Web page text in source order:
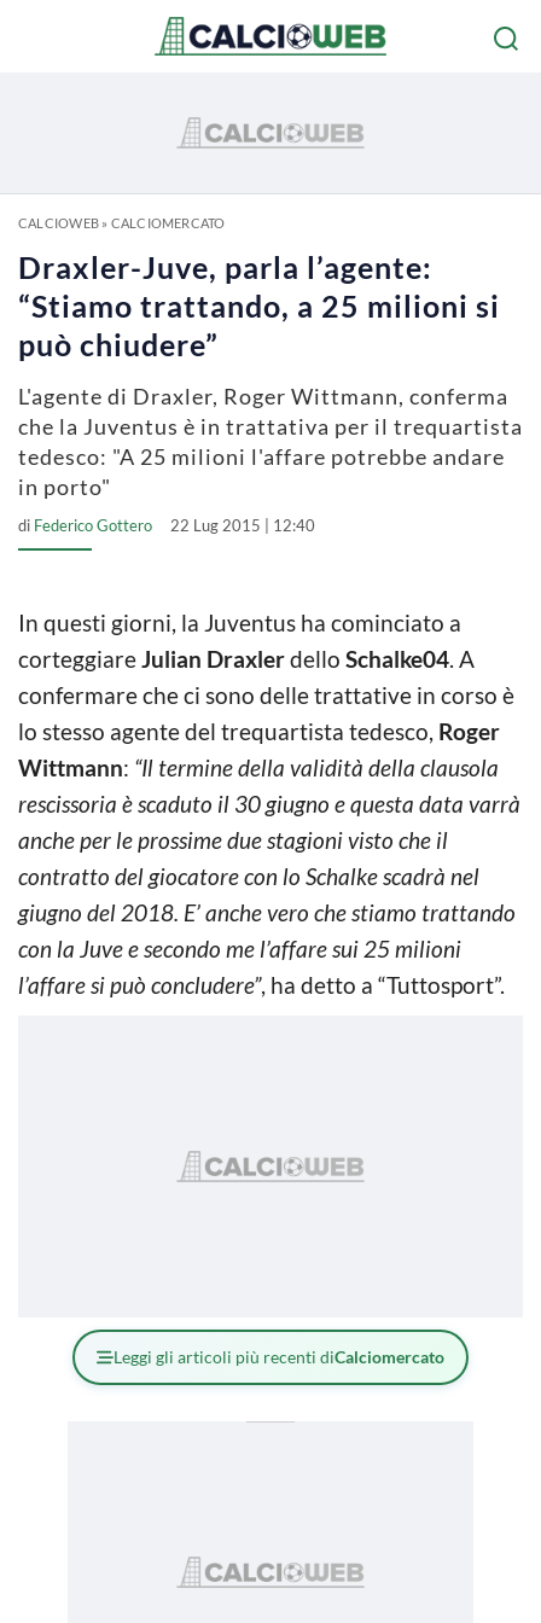
CALCIOWEB» CALCIOMERCATO
Draxler-Juve, parla l’agente:
“Stiamo trattando, a 25 milioni si
può chiudere”
L'agente di Draxler, Roger Wittmann, conferma
che la Juventus è in trattativa per il trequartista
tedesco: "A 25 milioni l'affare potrebbe andare
in porto"
di Federico Gottero 22 Lug 2015 | 12:40
In questi giorni, la Juventus ha cominciato a
corteggiareJulian Draxlerdello Schalke04. A
confermare che ci sono delle trattative in corso è
lo stesso agente del trequartista tedesco, Roger
Wittmann: “Il termine della validità della clausola
rescissoria è scaduto il 30 giugno e questa data varrà
anche per le prossime due stagioni visto che il
contratto del giocatore con lo Schalke scadrà nel
giugno del 2018. E’ anche vero che stiamo trattando
con la Juve e secondo me l’affare sui 25 milioni
l’affare si può concludere”, ha detto a “Tuttosport”.
Leggi gli articoli più recenti diCalciomercato